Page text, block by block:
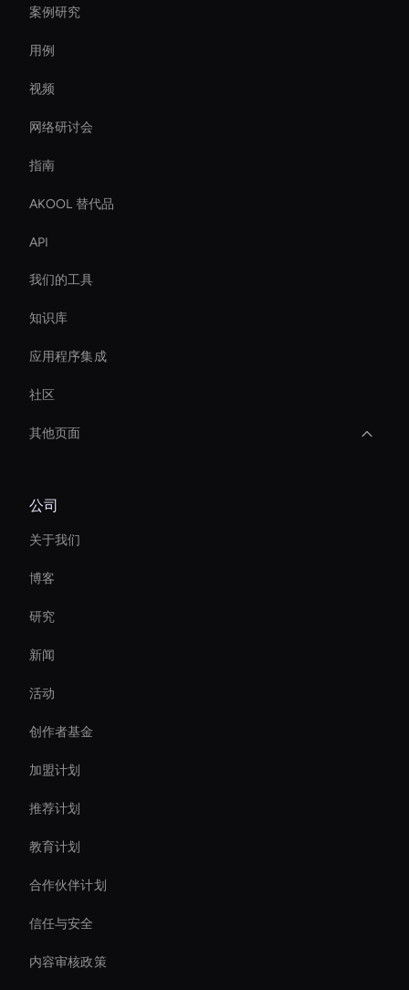
案例研究
用例
视频
网络研讨会
指南
AKOOL 替代品
API
我们的工具
知识库
应用程序集成
社区
其他页面
Live Streaming Avatar
AI 视频升频器工具
Agentic Ai For Customer Support
AI 企业视频编辑器
AI 视频速度改变器
3d Holographic Avatar
AI 视频字幕生成器
公司
关于我们
博客
研究
新闻
活动
创作者基金
加盟计划
推荐计划
教育计划
合作伙伴计划
信任与安全
内容审核政策